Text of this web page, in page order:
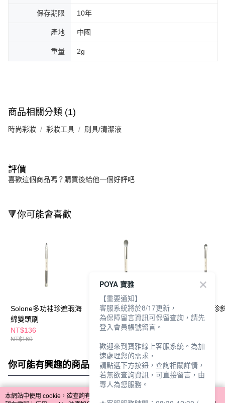
保存期限 10年
產地 中國
重量 2g
商品相關分類 (1)
時尚彩妝 彩妝工具 刷具/清潔液
評價
喜歡這個商品嗎？購買後給他一個好評吧
🔻你可能會喜歡
Solone多功袖珍遮瑕海
綿雙頭刷
NT$136
NT$160
Solone多功袖珍鐮刀暈
染雙頭刷
NT$196
Solone多功袖珍
節雙頭刷
你可能有興趣的商品 全站排行
本網站中使用 cookie，欲查詢有關本網站使用 cookie 方式之詳情，及若您不希
POYA 寶雅
【重要通知】
客服系統將於8/17更新，
為保障留言資訊可保留查詢，請先
登入會員帳號留言。
歡迎來到寶雅線上客服系統。為加
速處理您的需求，
請點選下方按鈕，查詢相關詳情，
若無欲查詢資訊，可直接留言，由
專人為您服務。